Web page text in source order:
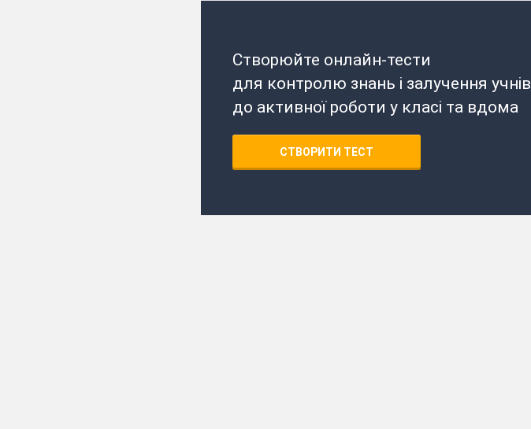
Створюйте онлайн-тести
для контролю знань і залучення учнів
до активної роботи у класі та вдома
СТВОРИТИ ТЕСТ